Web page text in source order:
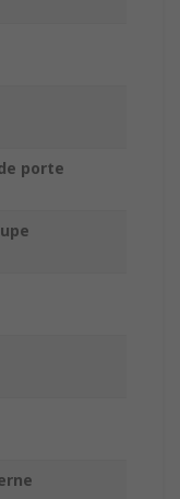
porte